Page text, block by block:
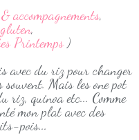
accompagnements,
,
Printemps)
avec du riz pour changer
Mais les one pot
riz, quinoa etc... Comme
mon plat avec des
pois...